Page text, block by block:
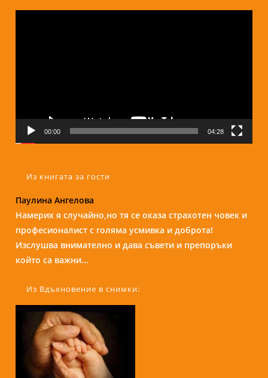
00:00 04:28
Из книгата за гости
Надежда Б.
Бори е изключителен човек и специалист. С
присъствието и усмивката си те кара да се чувстваш
спокойно и уютно сякаш си на кафе с приятелка....